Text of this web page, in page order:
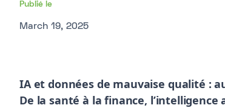
Publié le
March 19, 2025
IA et données de mauvaise qualité :
De la santé à la finance,